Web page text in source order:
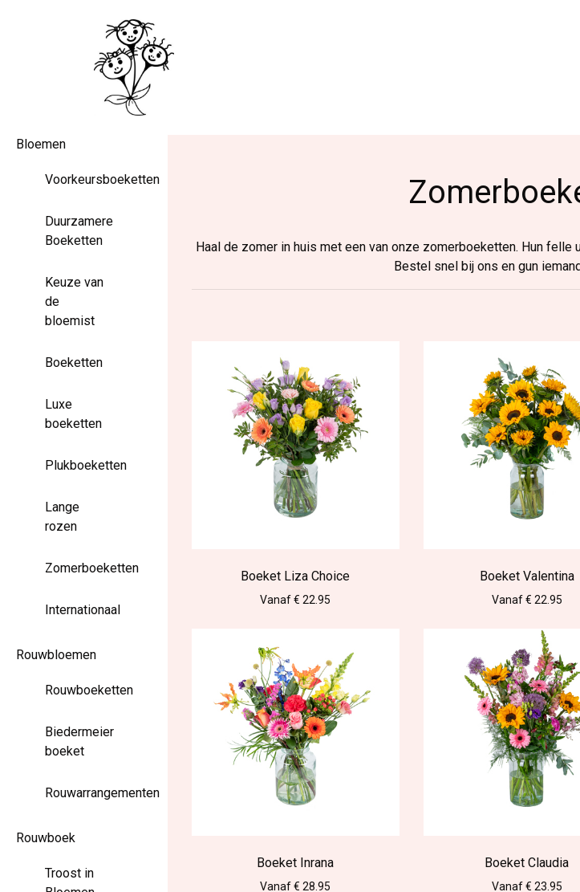
Bloemen
Voorkeursboeketten
Duurzamere
Boeketten
Keuze van
de
bloemist
Boeketten
Luxe
boeketten
Plukboeketten
Lange
rozen
Zomerboeketten
Internationaal
Rouwbloemen
Rouwboeketten
Biedermeier
boeket
Rouwarrangementen
Rouwboek
Troost in
Haal de zomer in huis met een van onze zomerboeketten. Hun
Bestel snel bij ons en gun
Boeket Liza Choice
Vanaf € 22.95
Boeket Valentina
Vanaf € 22.95
Boeket Inrana
Vanaf € 28.95
Boeket Claudia
Vanaf € 23.95